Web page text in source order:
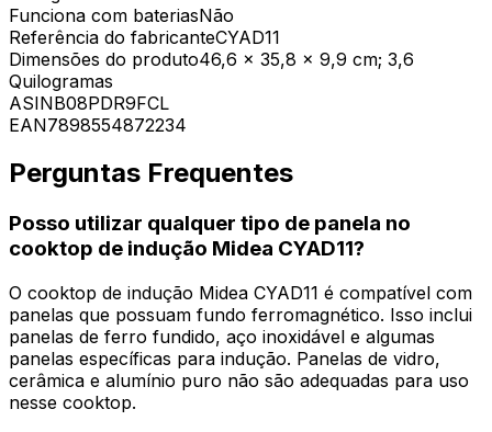
Funciona com baterias‎Não
Referência do fabricante‎CYAD11
Dimensões do produto‎46,6 x 35,8 x 9,9 cm; 3,6
Quilogramas
ASIN‎B08PDR9FCL
EAN‎7898554872234
Perguntas Frequentes
Posso utilizar qualquer tipo de panela no
cooktop de indução Midea CYAD11?
O cooktop de indução Midea CYAD11 é compatível com
panelas que possuam fundo ferromagnético. Isso inclui
panelas de ferro fundido, aço inoxidável e algumas
panelas específicas para indução. Panelas de vidro,
cerâmica e alumínio puro não são adequadas para uso
nesse cooktop.